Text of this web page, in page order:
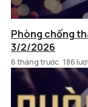
Phòng chống
3/2/2026
6 tháng trước 186